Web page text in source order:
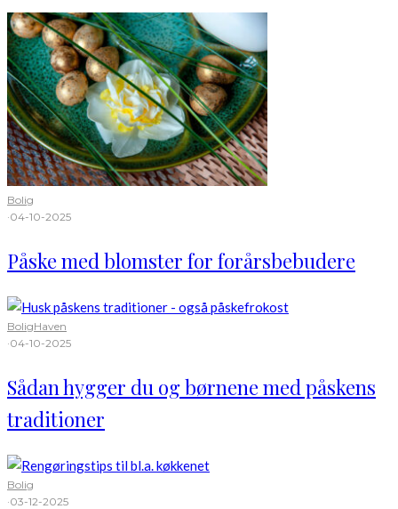
Bolig
·04-10-2025
Påske med blomster for forårsbebudere
BoligHaven
·04-10-2025
Sådan hygger du og børnene med påskens
traditioner
Bolig
·03-12-2025